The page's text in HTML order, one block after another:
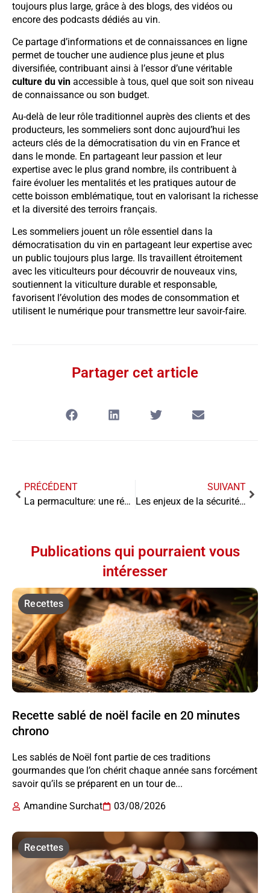
toujours plus large, grâce à des blogs, des vidéos ou
encore des podcasts dédiés au vin.
Ce partage d’informations et de connaissances en ligne
permet de toucher une audience plus jeune et plus
diversifiée, contribuant ainsi à l’essor d’une véritable
culture du vin accessible à tous, quel que soit son niveau
de connaissance ou son budget.
Au-delà de leur rôle traditionnel auprès des clients et des
producteurs, les sommeliers sont donc aujourd’hui les
acteurs clés de la démocratisation du vin en France et
dans le monde. En partageant leur passion et leur
expertise avec le plus grand nombre, ils contribuent à
faire évoluer les mentalités et les pratiques autour de
cette boisson emblématique, tout en valorisant la richesse
et la diversité des terroirs français.
Les sommeliers jouent un rôle essentiel dans la
démocratisation du vin en partageant leur expertise avec
un public toujours plus large. Ils travaillent étroitement
avec les viticulteurs pour découvrir de nouveaux vins,
soutiennent la viticulture durable et responsable,
favorisent l’évolution des modes de consommation et
utilisent le numérique pour transmettre leur savoir-faire.
Partager cet article
PRÉCÉDENT
La permaculture: une révolution pour les restaurants locavores
SUIVANT
Les enjeux de la sécurité alimentaire en restauration
Publications qui pourraient vous
intéresser
Recettes
Recette sablé de noël facile en 20 minutes
chrono
Les sablés de Noël font partie de ces traditions
gourmandes que l’on chérit chaque année sans forcément
savoir qu’ils se préparent en un tour de...
Amandine Surchat
03/08/2026
Recettes